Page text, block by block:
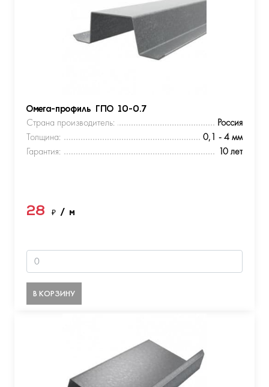
Омега-профиль ГПО 10-0.7
Страна производитель:
Россия
Толщина:
0,1 - 4 мм
Гарантия:
10 лет
28 ₽ / м
В КОРЗИНУ